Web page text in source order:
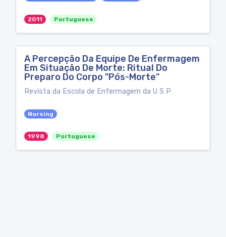
2011 Portuguese
A Percepção Da Equipe De Enfermagem
Em Situação De Morte: Ritual Do
Preparo Do Corpo "Pós-Morte"
Revista da Escola de Enfermagem da U S P
Nursing
1998 Portuguese